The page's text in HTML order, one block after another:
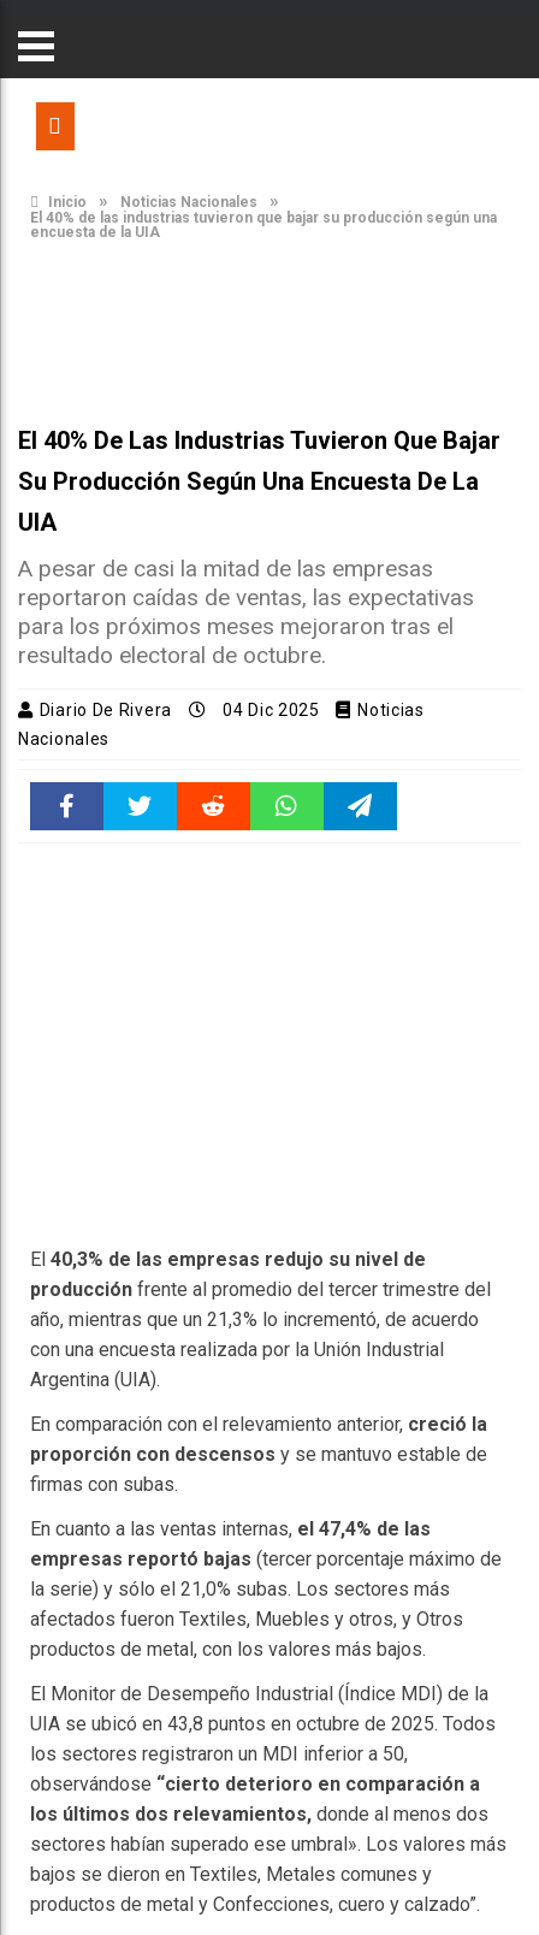
Inicio » Noticias Nacionales »
El 40% de las industrias tuvieron que bajar su producción según una
encuesta de la UIA
El 40% De Las Industrias Tuvieron Que Bajar
Su Producción Según Una Encuesta De La
UIA
A pesar de casi la mitad de las empresas
reportaron caídas de ventas, las expectativas
para los próximos meses mejoraron tras el
resultado electoral de octubre.
Diario De Rivera 04 Dic 2025
Noticias
Nacionales
El 40,3% de las empresas redujo su nivel de
producción frente al promedio del tercer trimestre del
año, mientras que un 21,3% lo incrementó, de acuerdo
con una encuesta realizada por la Unión Industrial
Argentina (UIA).
En comparación con el relevamiento anterior, creció la
proporción con descensos y se mantuvo estable de
firmas con subas.
En cuanto a las ventas internas, el 47,4% de las
empresas reportó bajas (tercer porcentaje máximo de
la serie) y sólo el 21,0% subas. Los sectores más
afectados fueron Textiles, Muebles y otros, y Otros
productos de metal, con los valores más bajos.
El Monitor de Desempeño Industrial (Índice MDI) de la
UIA se ubicó en 43,8 puntos en octubre de 2025. Todos
los sectores registraron un MDI inferior a 50,
observándose “cierto deterioro en comparación a
los últimos dos relevamientos, donde al menos dos
sectores habían superado ese umbral». Los valores más
bajos se dieron en Textiles, Metales comunes y
productos de metal y Confecciones, cuero y calzado”.